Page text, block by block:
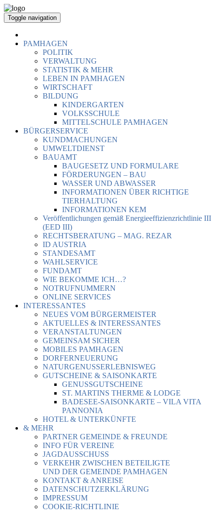
Toggle navigation
PAMHAGEN
POLITIK
VERWALTUNG
STATISTIK & MEHR
LEBEN IN PAMHAGEN
WIRTSCHAFT
BILDUNG
KINDERGARTEN
VOLKSSCHULE
MITTELSCHULE PAMHAGEN
BÜRGERSERVICE
KUNDMACHUNGEN
UMWELTDIENST
BAUAMT
BAUGESETZ UND FORMULARE
FÖRDERUNGEN – BAU
WASSER UND ABWASSER
INFORMATIONEN ÜBER RICHTIGE
TIERHALTUNG
INFORMATIONEN KEM
Veröffentlichungen gemäß Energieeffizienzrichtlinie III
(EED III)
RECHTSBERATUNG – MAG. REZAR
ID AUSTRIA
STANDESAMT
WAHLSERVICE
FUNDAMT
WIE BEKOMME ICH…?
NOTRUFNUMMERN
ONLINE SERVICES
INTERESSANTES
NEUES VOM BÜRGERMEISTER
AKTUELLES & INTERESSANTES
VERANSTALTUNGEN
GEMEINSAM SICHER
MOBILES PAMHAGEN
DORFERNEUERUNG
NATURGENUSSERLEBNISWEG
GUTSCHEINE & SAISONKARTE
GENUSSGUTSCHEINE
ST. MARTINS THERME & LODGE
BADESEE-SAISONKARTE – VILA VITA
PANNONIA
HOTEL & UNTERKÜNFTE
& MEHR
PARTNER GEMEINDE & FREUNDE
INFO FÜR VEREINE
JAGDAUSSCHUSS
VERKEHR ZWISCHEN BETEILIGTE
UND DER GEMEINDE PAMHAGEN
KONTAKT & ANREISE
DATENSCHUTZERKLÄRUNG
IMPRESSUM
COOKIE-RICHTLINIE